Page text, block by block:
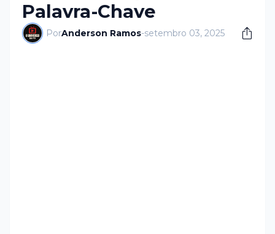
Palavra-Chave
PorAnderson Ramos-setembro 03, 2025